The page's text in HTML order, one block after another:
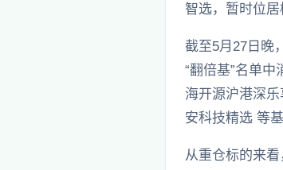
智选，暂时位居
截至5月27日晚
“翻倍基”名单
海开源沪港深
安科技精选 等
从重仓标的来